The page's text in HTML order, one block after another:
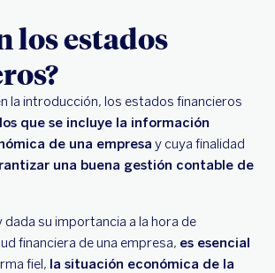
(y, con ello, el estado financiero) de
los estados
la introducción, los estados financieros
que se incluye la información
de una empresa y cuya finalidad
una buena gestión contable de
su importancia a la hora de
financiera de una empresa, es esencial
fiel, la situación económica de la